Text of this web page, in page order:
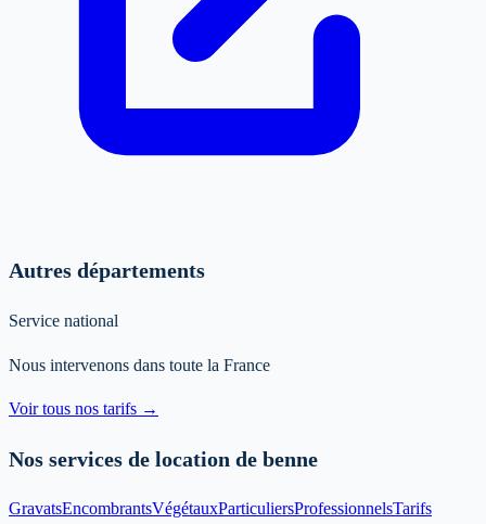
Autres départements
Service national
Nous intervenons dans toute la France
Voir tous nos tarifs →
Nos services de location de benne
GravatsEncombrantsVégétauxParticuliersProfessionnelsTarifs